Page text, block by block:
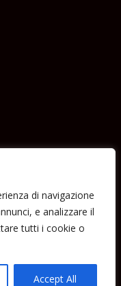
di navigazione
e analizzare il
tutti i cookie o
Accept All
via Zinzolo, 20 - 980555 -
-
Tribunale di Barcellona